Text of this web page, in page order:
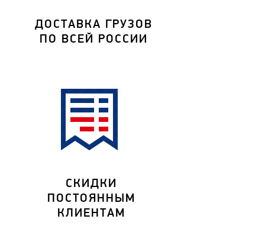
ДОСТАВКА ГРУЗОВ
ПО ВСЕЙ РОССИИ
СКИДКИ
ПОСТОЯННЫМ
КЛИЕНТАМ